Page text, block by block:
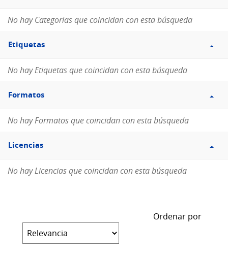
No hay Categorias que coincidan con esta búsqueda
Filtro
Etiquetas
Etiquetas
No hay Etiquetas que coincidan con esta búsqueda
Filtro
Formatos
Formatos
No hay Formatos que coincidan con esta búsqueda
Filtro
Licencias
Licencias
No hay Licencias que coincidan con esta búsqueda
Ordenar por